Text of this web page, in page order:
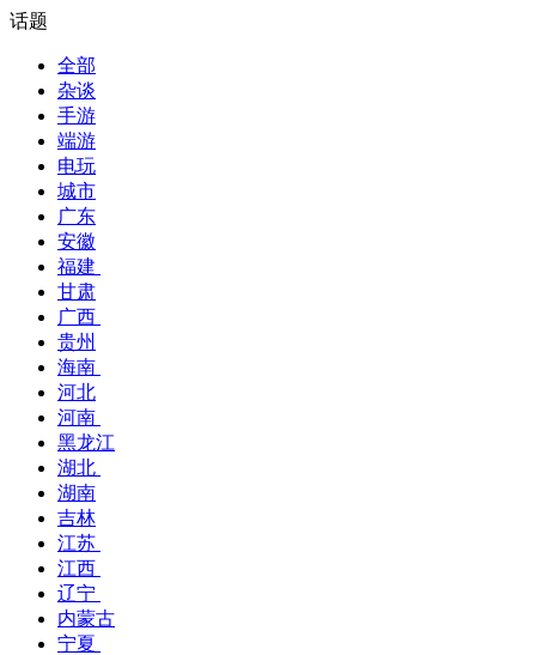
话题
全部
杂谈
手游
端游
电玩
城市
广东
安徽
福建
甘肃
广西
贵州
海南
河北
河南
黑龙江
湖北
湖南
吉林
江苏
江西
辽宁
内蒙古
宁夏